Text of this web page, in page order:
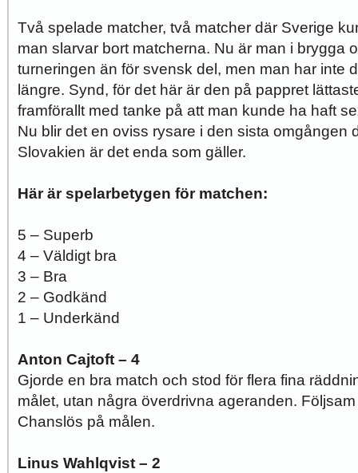
Två spelade matcher, två matcher där Sverige
man slarvar bort matcherna. Nu är man i brygga
turneringen än för svensk del, men man har inte
längre. Synd, för det här är den på pappret
framförallt med tanke på att man kunde ha haft
Nu blir det en oviss rysare i den sista omgången
Slovakien är det enda som gäller.
Här är spelarbetygen för matchen:
5 – Superb
4 – Väldigt bra
3 – Bra
2 – Godkänd
1 – Underkänd
Anton Cajtoft – 4
Gjorde en bra match och stod för flera fina
målet, utan några överdrivna ageranden.
Chanslös på målen.
Linus Wahlqvist – 2